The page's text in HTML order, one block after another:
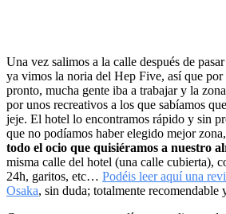
Una vez salimos a la calle después de
ya vimos la noria del Hep Five, así que por
pronto, mucha gente iba a trabajar y la
por unos recreativos a los que sabíamos
jeje. El hotel lo encontramos rápido y sin
que no podíamos haber elegido mejor
todo el ocio que quisiéramos a nuestro
misma calle del hotel (una calle cubierta),
24h, garitos, etc… Podéis leer aquí una
Osaka, sin duda; totalmente recomendable